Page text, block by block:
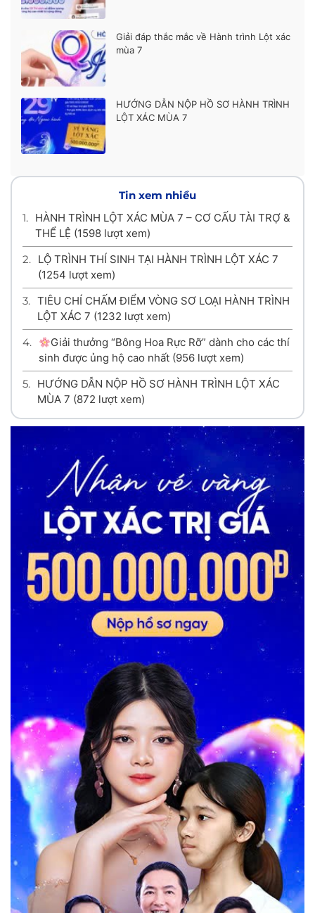
Giải đáp thắc mắc về Hành trình Lột xác
mùa 7
HƯỚNG DẪN NỘP HỒ SƠ HÀNH TRÌNH
LỘT XÁC MÙA 7
Tin xem nhiều
1. HÀNH TRÌNH LỘT XÁC MÙA 7 – CƠ CẤU TÀI TRỢ &
THỂ LỆ (1598 lượt xem)
2.
LỘ TRÌNH THÍ SINH TẠI HÀNH TRÌNH LỘT XÁC 7
(1254 lượt xem)
3. TIÊU CHÍ CHẤM ĐIỂM VÒNG SƠ LOẠI HÀNH TRÌNH
LỘT XÁC 7 (1232 lượt xem)
4.
Giải thưởng “Bông Hoa Rực Rỡ” dành cho các thí
sinh được ủng hộ cao nhất (956 lượt xem)
5. HƯỚNG DẪN NỘP HỒ SƠ HÀNH TRÌNH LỘT XÁC
MÙA 7 (872 lượt xem)